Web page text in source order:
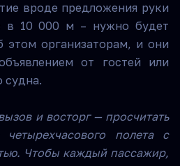
вроде предложения руки
в 10 000 м – нужно будет
этом организаторам, и они
от гостей или
судна.
и восторг — просчитать
четырехчасового полета с
Чтобы каждый пассажир,